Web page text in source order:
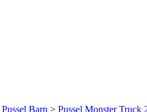
Pussel Barn > Pussel Monster Truck